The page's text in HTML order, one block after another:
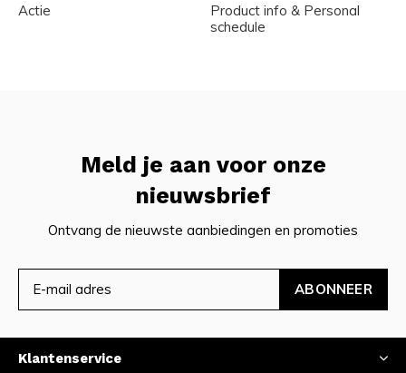
Actie
Product info & Personal
schedule
Meld je aan voor onze
nieuwsbrief
Ontvang de nieuwste aanbiedingen en promoties
ABONNEER
Klantenservice